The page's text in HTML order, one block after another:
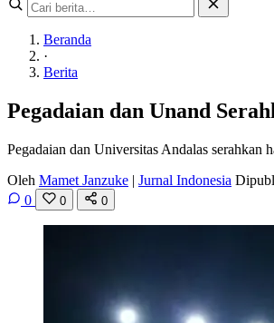
Beranda
·
Berita
Pegadaian dan Unand
Pegadaian dan Universitas Andalas serahkan
Oleh Mamet Janzuke | Jurnal Indonesia
0
0 0